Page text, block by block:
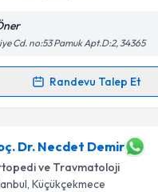
Cd. no:53 Pamuk Apt.D:2, 34365
Randevu Talep Et
Takvimi Talebi
Ali Öneriçin randevu takvimi
Size bu uzmandan randevu
e-posta ile
Dr. Necdet Demir
ve Travmatoloji
, Küçükçekmece